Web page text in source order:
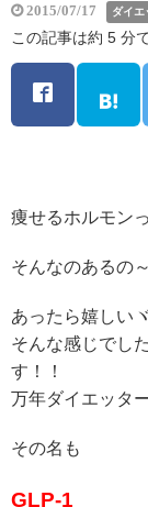
2015/07/17 ダイエ
この記事は約 5 分
痩せるホルモン
そんなのあるの
あったら嬉しい
そんな感じでし
す！！
万年ダイエッタ
その名も
GLP-1